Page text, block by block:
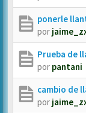
ponerle
por
Prueba de
por pantani
cambio de
por